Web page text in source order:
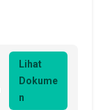
Lihat
Dokume
n